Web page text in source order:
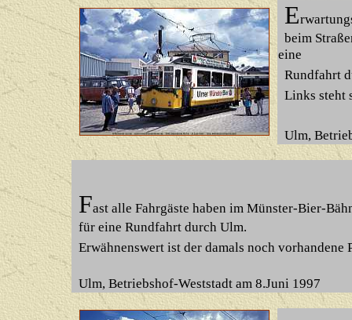
E
beim
eine
Rundfahrt
Links steht
Ulm,
Fast alle Fahrgäste haben im Münster-Bier-
für eine Rundfahrt durch Ulm.
Erwähnenswert ist der damals noch vorhandene
Ulm, Betriebshof-Weststadt am 8.Juni 1997